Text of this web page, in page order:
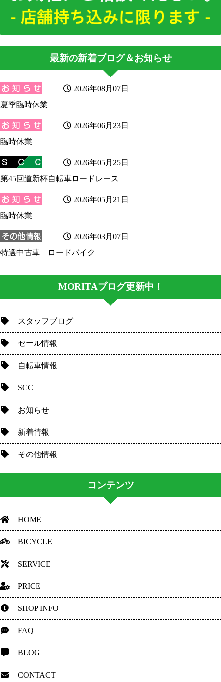
最新の新着ブログ＆お知らせ
2026年08月07日
夏季臨時休業
2026年06月23日
臨時休業
2026年05月25日
第45回道新杯自転車ロードレース
2026年05月21日
臨時休業
2026年03月07日
特選中古車 ロードバイク
MORITAブログ更新中！
スタッフブログ
セール情報
自転車情報
SCC
お知らせ
新着情報
その他情報
コンテンツ
HOME
BICYCLE
SERVICE
PRICE
SHOP INFO
FAQ
BLOG
CONTACT